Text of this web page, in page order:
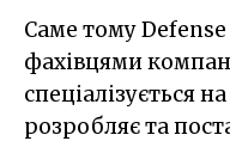
Саме тому Defense
фахівцями
спеціалізується
розробляє та